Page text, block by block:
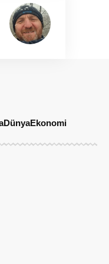
DünyaEkonomi